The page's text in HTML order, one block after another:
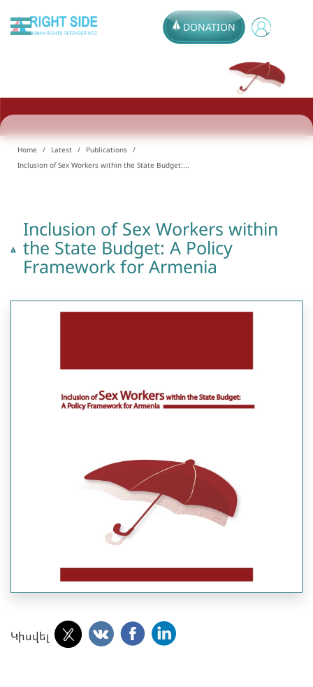
DONATION
Home Latest
Publications
Inclusion of Sex Workers within the State Budget:...
Inclusion of Sex Workers within
the State Budget: A Policy
Framework for Armenia
Կիսվել